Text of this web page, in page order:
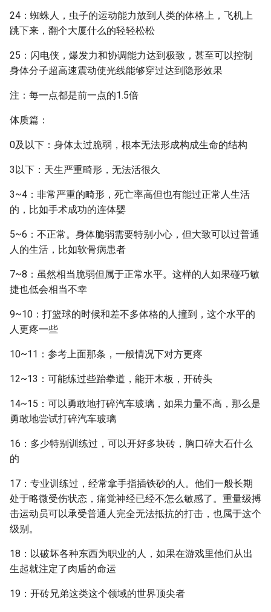
24：蜘蛛人，虫子的运动能力放到人类的体格上，飞机上
跳下来，翻个大厦什么的轻轻松松
25：闪电侠，爆发力和协调能力达到极致，甚至可以控制
身体分子超高速震动使光线能够穿过达到隐形效果
注：每一点都是前一点的1.5倍
体质篇：
0及以下：身体太过脆弱，根本无法形成构成生命的结构
3以下：天生严重畸形，无法活很久
3~4：非常严重的畸形，死亡率高但也有能过正常人生活
的，比如手术成功的连体婴
5~6：不正常。身体脆弱需要特别小心，但大致可以过普通
人的生活，比如软骨病患者
7~8：虽然相当脆弱但属于正常水平。这样的人如果碰巧敏
捷也低会相当不幸
9~10：打篮球的时候和差不多体格的人撞到，这个水平的
人更疼一些
10~11：参考上面那条，一般情况下对方更疼
12~13：可能练过些跆拳道，能开木板，开砖头
14~15：可以勇敢地打碎汽车玻璃，如果力量不高，那么是
勇敢地尝试打碎汽车玻璃
16：多少特别训练过，可以开好多块砖，胸口碎大石什么
的
17：专业训练过，经常拿手指插铁砂的人。他们一般长期
处于略微受伤状态，痛觉神经已经不怎么敏感了。重量级搏
击运动员可以承受普通人完全无法抵抗的打击，也属于这个
级别。
18：以破坏各种东西为职业的人，如果在游戏里他们从出
生起就注定了肉盾的命运
19：开砖兄弟这类这个领域的世界顶尖者